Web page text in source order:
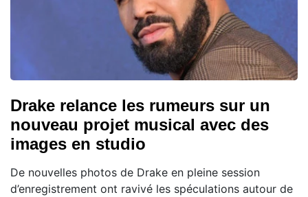
Drake relance les rumeurs sur un
nouveau projet musical avec des
images en studio
De nouvelles photos de Drake en pleine session
d’enregistrement ont ravivé les spéculations autour de